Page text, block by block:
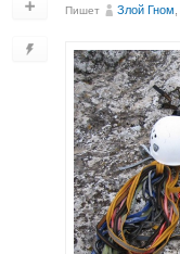
Пишет Злой Гном